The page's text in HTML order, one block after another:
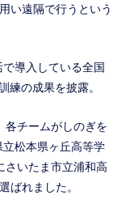
い遠隔で行うという
導入している全国
の成果を披露。
各チームがしのぎを
松本県ヶ丘高等学
さいたま市立浦和高
ばれました。